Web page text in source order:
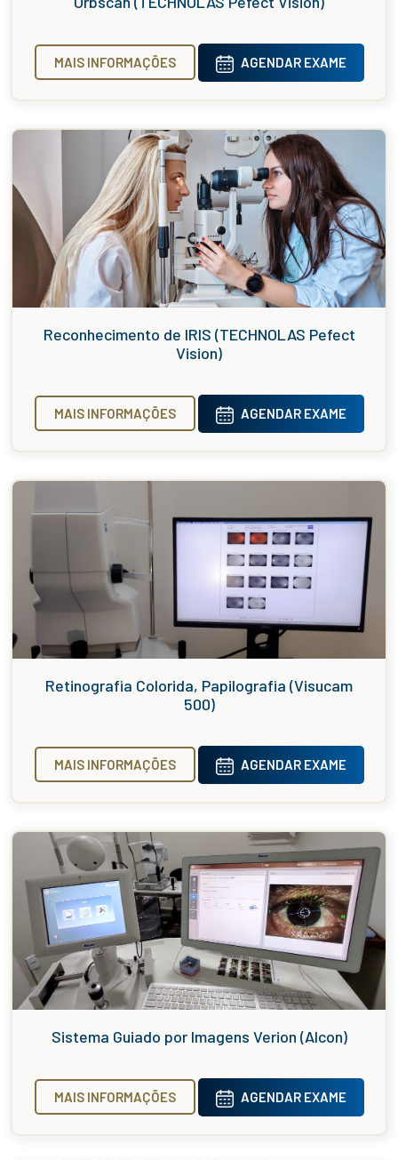
MAIS INFORMAÇÕES AGENDAR EXAME
Reconhecimento de IRIS (TECHNOLAS Pefect
Vision)
MAIS INFORMAÇÕES AGENDAR EXAME
Retinografia Colorida, Papilografia (Visucam
500)
MAIS INFORMAÇÕES AGENDAR EXAME
Sistema Guiado por Imagens Verion (Alcon)
MAIS INFORMAÇÕES AGENDAR EXAME